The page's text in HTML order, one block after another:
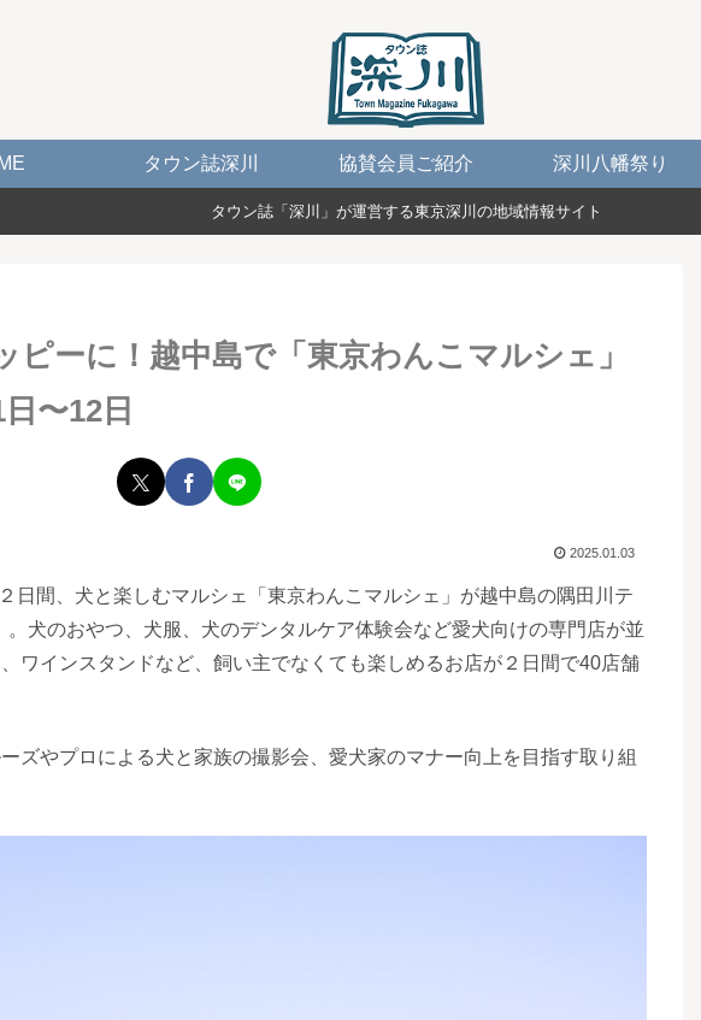
タウン誌深川 協賛会員ご紹介 深川八幡祭り
タウン誌「深川」が運営する東京深川の地域情報サイト
ピーに！越中島で「東京わんこマルシェ」
〜12日
2025.01.03
日間、犬と楽しむマルシェ「東京わんこマルシェ」が越中島の隅田川テ
犬のおやつ、犬服、犬のデンタルケア体験会など愛犬向けの専門店が並
ワインスタンドなど、飼い主でなくても楽しめるお店が２日間で40店舗
ズやプロによる犬と家族の撮影会、愛犬家のマナー向上を目指す取り組